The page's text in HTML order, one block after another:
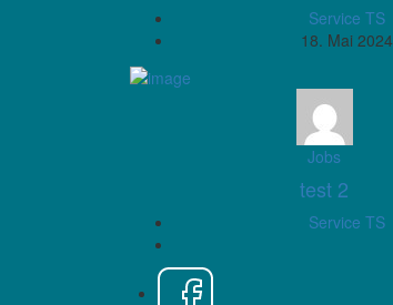
Service TS
18. Mai 2024
Jobs
test 2
Service TS